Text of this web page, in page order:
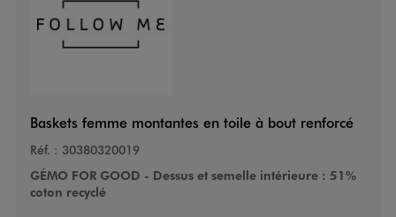
Baskets femme montantes en toile à bout renforcé
Réf. : 30380320019
GÉMO FOR GOOD - Dessus et semelle intérieure : 51%
coton recyclé